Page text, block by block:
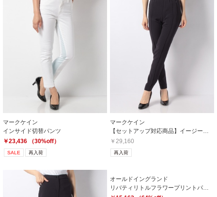
マークケイン
インサイド切替パンツ
￥23,436 （30%off）
SALE 再入荷
マークケイン
￥29,160
再入荷
オールドイングランド
リバティリトルフラワープリントパンツ